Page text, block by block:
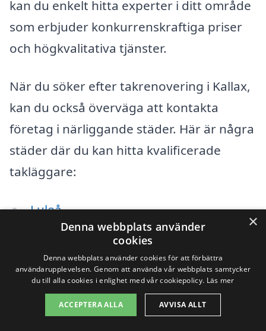
kan du enkelt hitta experter i ditt område
som erbjuder konkurrenskraftiga priser
och högkvalitativa tjänster.
När du söker efter takrenovering i Kallax,
kan du också överväga att kontakta
företag i närliggande städer. Här är några
städer där du kan hitta kvalificerade
takläggare:
Luleå
Piteå
Älvsbyn
×
Denna webbplats använder
cookies
Denna webbplats använder cookies för att förbättra
användarupplevelsen. Genom att använda vår webbplats samtycker
du till alla cookies i enlighet med vår cookiepolicy. Läs mer
ACCEPTERA ALLA AVVISA ALLT